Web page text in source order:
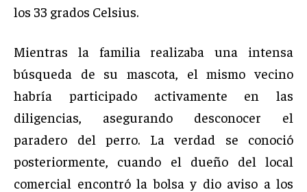
los 33 grados Celsius.
Mientras la familia realizaba una intensa
búsqueda de su mascota, el mismo vecino
habría participado activamente en las
diligencias, asegurando desconocer el
paradero del perro. La verdad se conoció
posteriormente, cuando el dueño del local
comercial encontró la bolsa y dio aviso a los